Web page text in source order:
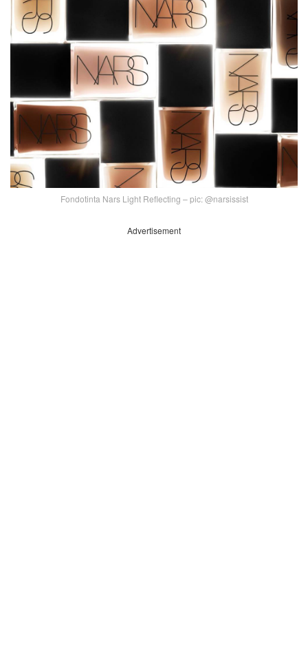
Fondotinta Nars Light Reflecting – pic: @narsissist
Advertisement